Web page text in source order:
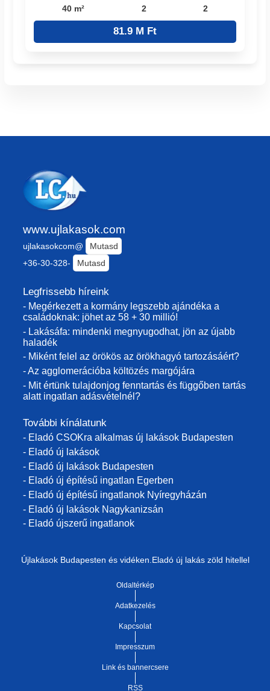
40 m² 2 2
81.9 M Ft
www.ujlakasok.com
ujlakasokcom@
Mutasd
+36-30-328-
Mutasd
Legfrissebb híreink
- Megérkezett a kormány legszebb ajándéka a
családoknak: jöhet az 58 + 30 millió!
- Lakásáfa: mindenki megnyugodhat, jön az újabb
haladék
- Miként felel az örökös az örökhagyó tartozásáért?
- Az agglomerációba költözés margójára
- Mit értünk tulajdonjog fenntartás és függőben tartás
alatt ingatlan adásvételnél?
További kínálatunk
- Eladó CSOKra alkalmas új lakások Budapesten
- Eladó új lakások
- Eladó új lakások Budapesten
- Eladó új építésű ingatlan Egerben
- Eladó új építésű ingatlanok Nyíregyházán
- Eladó új lakások Nagykanizsán
- Eladó újszerű ingatlanok
Újlakások Budapesten és vidéken.Eladó új lakás zöld hitellel
Oldaltérkép
Adatkezelés
Kapcsolat
Impresszum
Link és bannercsere
RSS